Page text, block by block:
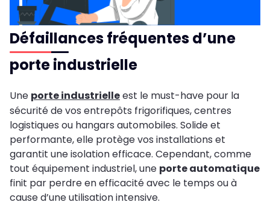
Défaillances fréquentes d’une
porte industrielle
Une porte industrielleest le must-have pour la
sécurité de vos entrepôts frigorifiques, centres
logistiques ou hangars automobiles. Solide et
performante, elle protège vos installations et
garantit une isolation efficace. Cependant, comme
tout équipement industriel, une porte automatique
finit par perdre en efficacité avec le temps ou à
cause d’une utilisation intensive.